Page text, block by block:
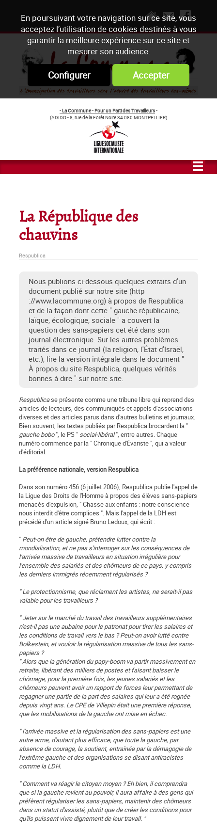
En poursuivant votre navigation sur ce site, vous
acceptez l’utilisation de cookies destinés à vous
garantir la meilleure expérience sur ce site et
mesurer son audience.
Configurer Accepter
- La Commune - Pour un Parti des Travailleurs-
(ADIDO - 8, rue de la Forêt Noire 34 080 MONTPELLIER)
La République des
chauvins
Respublica
Nous publions ci-dessous quelques extraits d'un
document publié sur notre site (http
://www.lacommune.org) à propos de Respublica
et de la façon dont cette " gauche républicaine,
laïque, écologique, sociale " a couvert la
question des sans-papiers cet été dans son
journal électronique. Sur les autres problèmes
traités dans ce journal (la religion, l'État d'Israël,
etc.), lire la version intégrale dans le document "
À propos du site Respublica, quelques vérités
bonnes à dire " sur notre site.
Respublicase présente comme une tribune libre qui reprend des
articles de lecteurs, des communiqués et appels d'associations
diverses et des articles parus dans d'autres bulletins et journaux.
Bien souvent, les textes publiés par Respublica brocardent la "
gauche bobo", le PS " social-libéral", entre autres. Chaque
numéro commence par la " Chronique d'Évariste ", qui a valeur
d'éditorial.
La préférence nationale, version Respublica
Dans son numéro 456 (6 juillet 2006), Respublica publie l'appel de
la Ligue des Droits de l'Homme à propos des élèves sans-papiers
menacés d'expulsion, " Chasse aux enfants : notre conscience
nous interdit d'être complices ". Mais l'appel de la LDH est
précédé d'un article signé Bruno Ledoux, qui écrit :
" Peut-on être de gauche, prétendre lutter contre la
mondialisation, et ne pas s'interroger sur les conséquences de
l'arrivée massive de travailleurs en situation irrégulière pour
l'ensemble des salariés et des chômeurs de ce pays, y compris
les derniers immigrés récemment régularisés ?
" Le protectionnisme, que réclament les artistes, ne serait-il pas
valable pour les travailleurs ?
" Jeter sur le marché du travail des travailleurs supplémentaires
n'est-il pas une aubaine pour le patronat pour tirer les salaires et
les conditions de travail vers le bas ? Peut-on avoir lutté contre
Bolkestein, et vouloir la régularisation massive de tous les sans-
papiers ?
" Alors que la génération du papy-boom va partir massivement en
retraite, libérant des milliers de postes et faisant baisser le
chômage, pour la première fois, les jeunes salariés et les
chômeurs peuvent avoir un rapport de forces leur permettant de
regagner une partie de la part des salaires qui leur a été rognée
depuis vingt ans. Le CPE de Villepin était une première réponse,
que les mobilisations de la gauche ont mise en échec.
" l'arrivée massive et la régularisation des sans-papiers est une
autre arme, d'autant plus efficace, que toute la gauche, par
absence de courage, la soutient, entraînée par la démagogie de
l'extrême gauche et des organisations se disant antiracistes
comme la LDH.
" Comment va réagir le citoyen moyen ? Eh bien, il comprendra
que si la gauche revient au pouvoir, il aura affaire à des gens qui
préfèrent régulariser les sans-papiers, maintenir des chômeurs
dans un statut d'assisté, plutôt que de créer les conditions pour
qu'ils puissent vivre dignement de leur travail. "